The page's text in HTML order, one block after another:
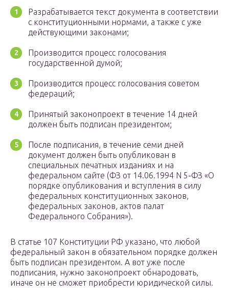
Разрабатывается текст документа в соответствии
с конституционными нормами, а также с уже
действующими законами;
Производится процесс голосования
государственной думой;
Производится процесс голосования советом
федераций;
Принятый законопроект в течение 14 дней
должен быть подписан президентом;
После подписания, в течение семи дней
документ должен быть опубликован в
специальных печатных изданиях и на
федеральном сайте (ФЗ от 14.06.1994 N 5-ФЗ «О
порядке опубликования и вступления в силу
федеральных конституционных законов,
федеральных законов, актов палат
Федерального Собрания»).
В статье 107 Конституции РФ указано, что любой
федеральный закон в обязательном порядке должен
быть подписан президентом. А вот уже после
подписания, нужно законопроект обнародовать,
иначе он не сможет приобрести юридической силы.